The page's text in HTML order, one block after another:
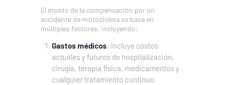
El monto de la compensación por un
accidente de motocicleta se basa en
múltiples factores, incluyendo:
Gastos médicos: Incluye costos
actuales y futuros de hospitalización,
cirugía, terapia física, medicamentos y
cualquier tratamiento continuo.